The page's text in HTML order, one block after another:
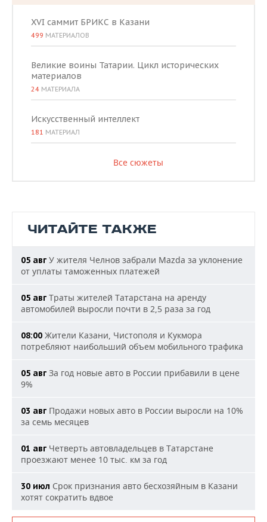
XVI саммит БРИКС в Казани
499 МАТЕРИАЛОВ
Великие воины Татарии. Цикл исторических
материалов
24 МАТЕРИАЛА
Искусственный интеллект
181 МАТЕРИАЛ
Все сюжеты
ЧИТАЙТЕ ТАКЖЕ
05 авг У жителя Челнов забрали Mazda за уклонение
от уплаты таможенных платежей
05 авг Траты жителей Татарстана на аренду
автомобилей выросли почти в 2,5 раза за год
08:00 Жители Казани, Чистополя и Кукмора
потребляют наибольший объем мобильного трафика
05 авг За год новые авто в России прибавили в цене
9%
03 авг Продажи новых авто в России выросли на 10%
за семь месяцев
01 авг Четверть автовладельцев в Татарстане
проезжают менее 10 тыс. км за год
30 июл Срок признания авто бесхозяйным в Казани
хотят сократить вдвое